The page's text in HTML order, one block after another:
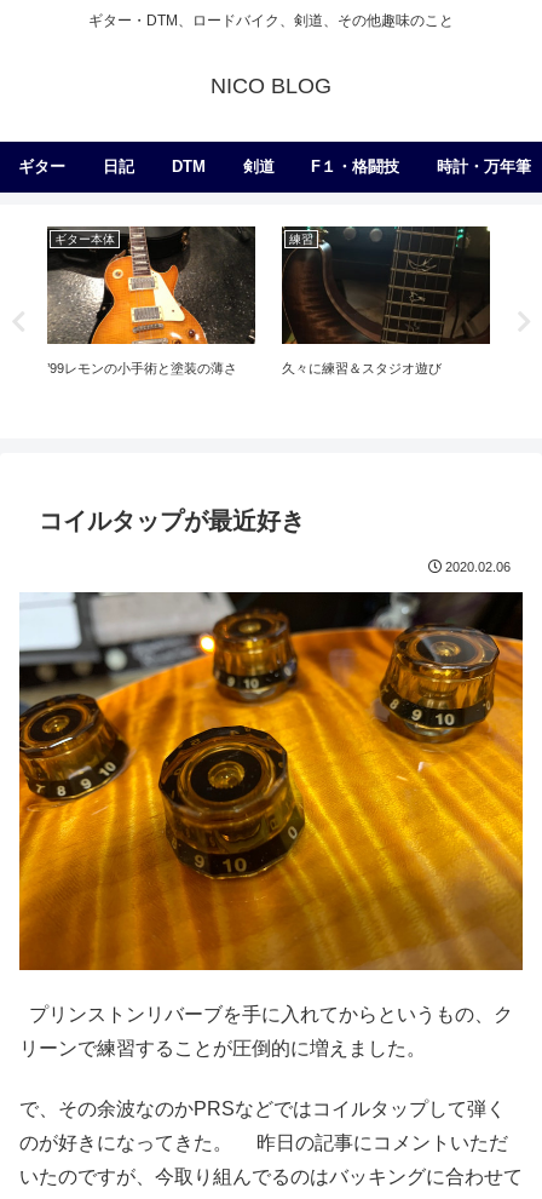
ギター・DTM、ロードバイク、剣道、その他趣味のこと
NICO BLOG
ギター 日記 DTM 剣道 F１・格闘技 時計・万年筆
ギター本体
’99レモンの小手術と塗装の薄さ
練習
久々に練習＆スタジオ遊び
コイルタップが最近好き
2020.02.06
プリンストンリバーブを手に入れてからというもの、ク
リーンで練習することが圧倒的に増えました。
で、その余波なのかPRSなどではコイルタップして弾く
のが好きになってきた。 昨日の記事にコメントいただ
いたのですが、今取り組んでるのはバッキングに合わせて